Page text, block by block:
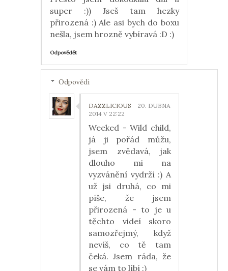
super :)) Jseš tam hezky
přirozená :) Ale asi bych do boxu
nešla, jsem hrozně vybíravá :D :)
Odpovědět
Odpovědi
DAZZLICIOUS
20. DUBNA
2014 V 22:22
Weeked - Wild child,
já ji pořád můžu,
jsem zvědavá, jak
dlouho mi na
vyzvánění vydrží :) A
už jsi druhá, co mi
píše, že jsem
přirozená - to je u
těchto videí skoro
samozřejmý, když
nevíš, co tě tam
čeká. Jsem ráda, že
se vám to líbí :)